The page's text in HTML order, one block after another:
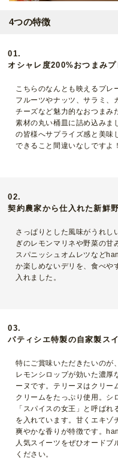
4つの特徴
01.
オシャレ度200%おつまみプ
こちらのなんとも映えるプレ
フルーツやナッツ、サラミ、
チーズなど魅力的なおつまみ
素材の丸い桶皿に詰め込みま
の皆様へサプライズ感と美味
できること間違いなしですよ！
02.
契約農家から仕入れた新鮮
さっぱりとした風味がうれし
ぎのレモンマリネや野菜の甘
スパニッシュオムレツなど
か楽しめないデリを、食べや
入れました。
03.
パティシエ特製の自家製ス
特にご賞味いただきたいのが
レモンシロップが効いた濃厚
ーヌです。テリーヌはクリー
クリームをたっぷり使用。シ
「スパイスの女王」と呼ばれ
を入れています。甘くエキゾ
爽やかな香りが特徴です。
人気スイーツをぜひオードブ
ください。